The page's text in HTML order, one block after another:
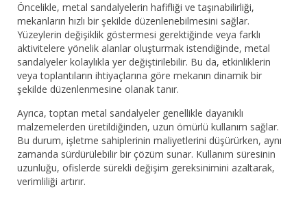
Öncelikle, metal sandalyelerin hafifliği ve taşınabilirliği,
mekanların hızlı bir şekilde düzenlenebilmesini sağlar.
Yüzeylerin değişiklik göstermesi gerektiğinde veya farklı
aktivitelere yönelik alanlar oluşturmak istendiğinde, metal
sandalyeler kolaylıkla yer değiştirilebilir. Bu da, etkinliklerin
veya toplantıların ihtiyaçlarına göre mekanın dinamik bir
şekilde düzenlenmesine olanak tanır.
Ayrıca, toptan metal sandalyeler genellikle dayanıklı
malzemelerden üretildiğinden, uzun ömürlü kullanım sağlar.
Bu durum, işletme sahiplerinin maliyetlerini düşürürken, aynı
zamanda sürdürülebilir bir çözüm sunar. Kullanım süresinin
uzunluğu, ofislerde sürekli değişim gereksinimini azaltarak,
verimliliği artırır.